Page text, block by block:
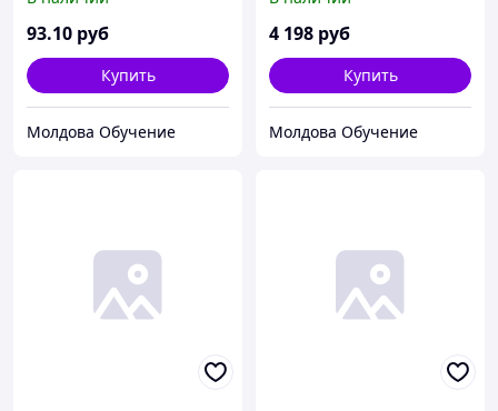
(250листов/упак) (20упак/
кор)
93.10 руб
Купить
Молдова Обучение
арт. 477741(200лист./пач)
(40пач/упак)
4 198 руб
Купить
Молдова Обучение